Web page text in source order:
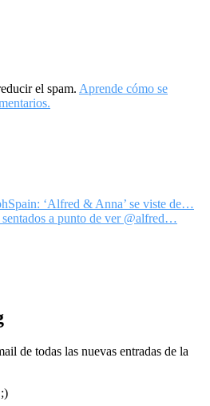
el spam. Aprende cómo se
‘Alfred & Anna’ se viste de…
sentados a punto de ver @alfred…
de todas las nuevas entradas de la